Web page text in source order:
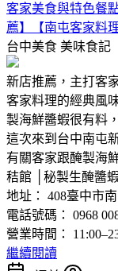
客家美食與特色餐
薦】【南屯客家料理
台中美食 美味食記
新店推薦，主打客
客家料理的經典風
製海鮮醬蝦很有料
這次來到台中南屯
有關客家跟醃製海
秸館 │秘製生醃醬
地址： 408臺中市
電話號碼： 0968
營業時間：
繼續閱讀